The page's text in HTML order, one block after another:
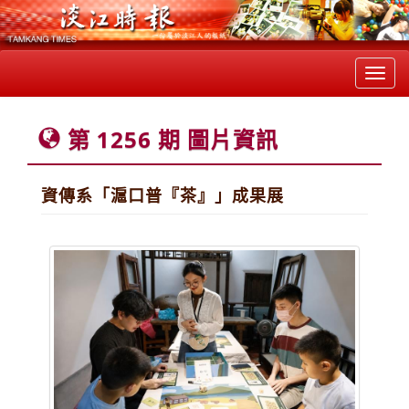
第 1256 期 圖片資訊
資傳系「滬口普『茶』」成果展